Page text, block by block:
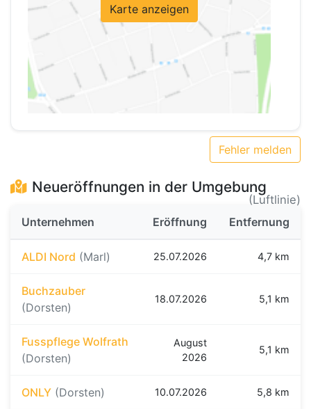
Karte anzeigen
Fehler melden
Neueröffnungen in der Umgebung
(Luftlinie)
Unternehmen
Eröffnung Entfernung
ALDI Nord (Marl) 25.07.2026 4,7 km
Buchzauber
(Dorsten)
18.07.2026 5,1 km
Fusspflege Wolfrath
(Dorsten)
August
2026
5,1 km
ONLY (Dorsten) 10.07.2026 5,8 km